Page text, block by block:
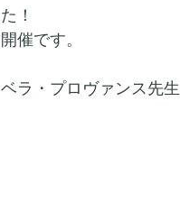
！
催です。
ラ・プロヴァンス先生